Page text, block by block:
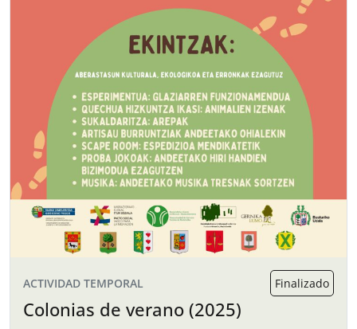
ACTIVIDAD TEMPORAL Finalizado
Colonias de verano (2025)